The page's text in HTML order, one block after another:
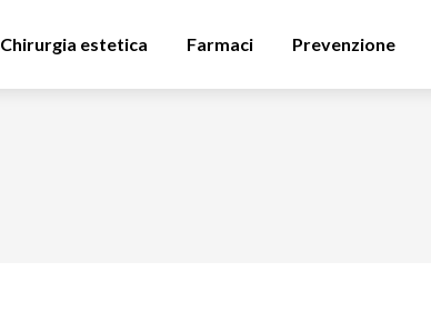
Chirurgia estetica Farmaci Prevenzione